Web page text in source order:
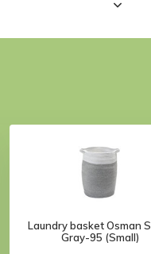
Laundry basket Osman
Gray-95 (Small)